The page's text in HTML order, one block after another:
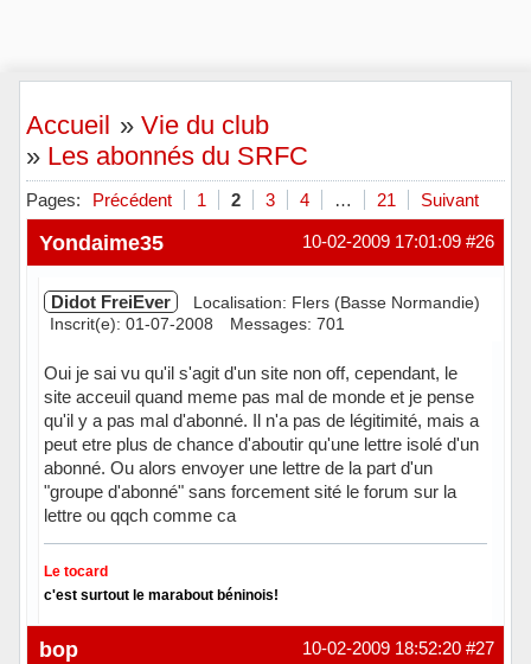
Accueil »Vie du club
» Les abonnés du SRFC
Pages: Précédent 1 2 3 4 … 21 Suivant
#26
10-02-2009 17:01:09
Yondaime35
Didot FreiEver
Localisation: Flers (Basse Normandie)
Inscrit(e): 01-07-2008
Messages: 701
Oui je sai vu qu'il s'agit d'un site non off, cependant, le
site acceuil quand meme pas mal de monde et je pense
qu'il y a pas mal d'abonné. Il n'a pas de légitimité, mais a
peut etre plus de chance d'aboutir qu'une lettre isolé d'un
abonné. Ou alors envoyer une lettre de la part d'un
"groupe d'abonné" sans forcement sité le forum sur la
lettre ou qqch comme ca
Le tocard
c'est surtout le marabout béninois!
Hors ligne #27
10-02-2009 18:52:20
bop